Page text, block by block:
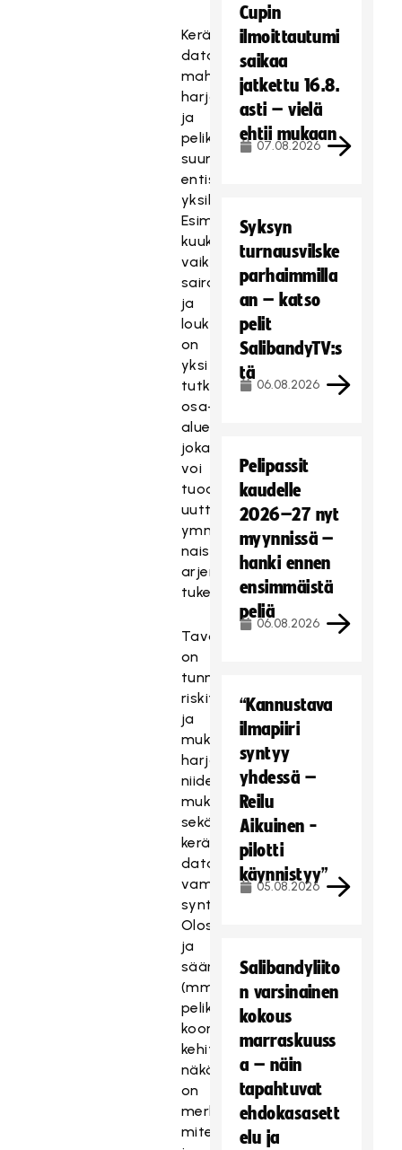
Kerättävä
data
mahdollistaa
harjoittelun
ja
pelikuormituksen
suunnittelun
entistä
yksilöllisemmin.
Esimerkiksi
kuukautiskierron
vaikutus
sairastumisiin
ja
loukkaantumisiin
on
yksi
tutkittavista
osa-
alueista,
joka
voi
tuoda
uutta
ymmärrystä
naispelaajien
arjen
tukemiseen.
Tavoitteena
on
tunnistaa
riskitekijöitä
ja
mukauttaa
harjoitusohjelmia
niiden
mukaan
sekä
kerätä
dataa
vammojen
syntymekanismeista.
Olosuhteiden
ja
sääntöjen
(mm.
pelikentän
koon)
kehittämisen
näkökulmasta
on
merkityksellistä
miten
Cupin
ilmoittautumi
saikaa
jatkettu 16.8.
asti – vielä
ehtii mukaan
07.08.2026
Syksyn
turnausvilske
parhaimmilla
an – katso
pelit
SalibandyTV:s
tä
06.08.2026
Pelipassit
kaudelle
2026–27 nyt
myynnissä –
hanki ennen
ensimmäistä
peliä
06.08.2026
“Kannustava
ilmapiiri
syntyy
yhdessä –
Reilu
Aikuinen -
pilotti
käynnistyy”
05.08.2026
Salibandyliito
n varsinainen
kokous
marraskuuss
a – näin
tapahtuvat
ehdokasasett
elu ja